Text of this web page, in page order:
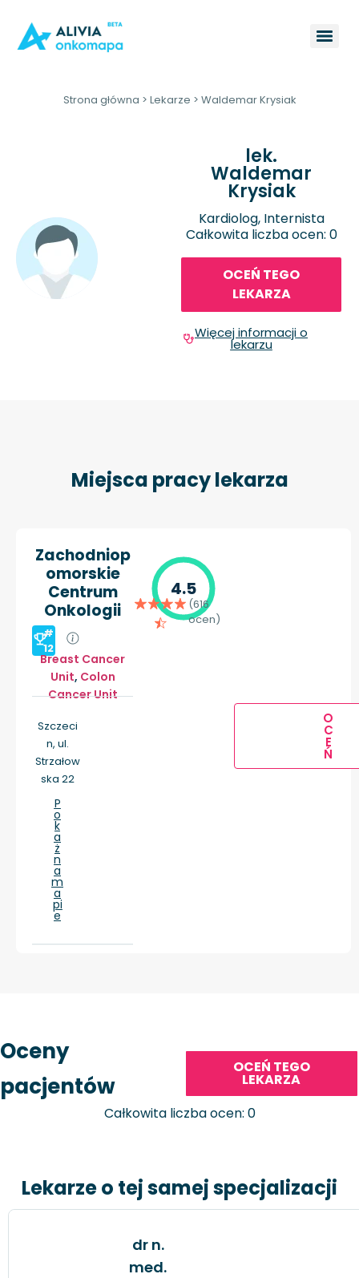
Strona główna > Lekarze > Waldemar Krysiak
lek.
Waldemar
Krysiak
Kardiolog, Internista
Całkowita liczba ocen: 0
OCEŃ TEGO
LEKARZA
Więcej informacji o
lekarzu
Miejsca pracy lekarza
Zachodniop
omorskie
Centrum
Onkologii
#
12
Breast Cancer
Unit, Colon
Cancer Unit
Szczeci
n, ul.
Strzałow
ska 22
P
o
k
a
ż
n
a
m
a
pi
e
4.5
(616
ocen)
O
C
E
Ń
Oceny
pacjentów
OCEŃ TEGO
LEKARZA
Całkowita liczba ocen: 0
Lekarze o tej samej specjalizacji
dr n.
med.